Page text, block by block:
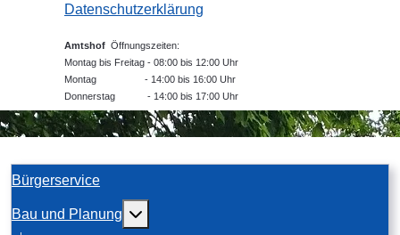
Datenschutzerklärung
Amtshof Öffnungszeiten:
Montag bis Freitag - 08:00 bis 12:00 Uhr
Montag - 14:00 bis 16:00 Uhr
Donnerstag - 14:00 bis 17:00 Uhr
Bürgerservice
Bau und Planung Weitere Informationen: Bau und Planung